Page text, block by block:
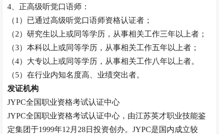
4、正高级听觉口语师 ：
（1）已通过高级听觉口语师资格认证者；
（2）研究生以上或同等学历，从事相关工作三年以上者；
（3）本科以上或同等学历，从事相关工作五年以上者；
（4）大专以上或同等学历，从事相关工作八年以上者。
（5）在行业内知名度高、业绩突出者。
发证机构
JYPC全国职业资格考试认证中心
JYPC全国职业资格考试认证中心，由江苏英才职业技能鉴
定集团于1999年12月28日投资创办。JYPC是国内成立较